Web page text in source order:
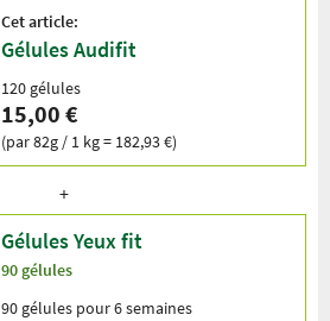
Cet article:
Gélules Audifit
120 gélules
15,00 €
(par 82g / 1 kg = 182,93 €)
Gélules Yeux fit
90 gélules
90 gélules pour 6 semaines